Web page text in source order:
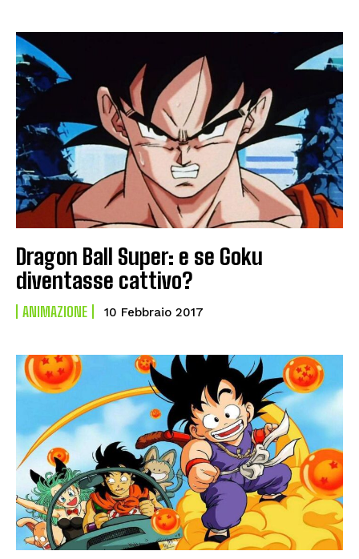
Dragon Ball Super: e se Goku
diventasse cattivo?
ANIMAZIONE 10 Febbraio 2017